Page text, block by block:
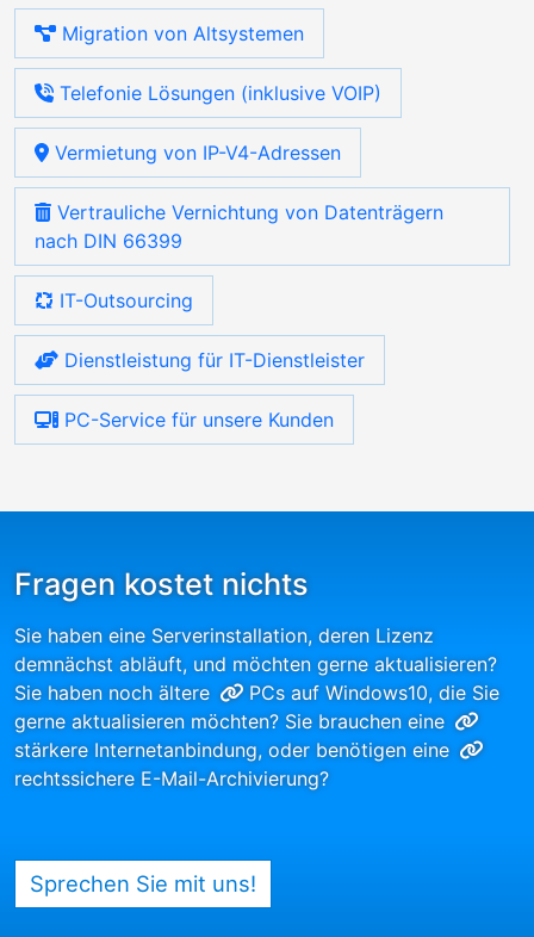
Migration von Altsystemen
Telefonie Lösungen (inklusive VOIP)
Vermietung von IP-V4-Adressen
Vertrauliche Vernichtung von Datenträgern
nach DIN 66399
IT-Outsourcing
Dienstleistung für IT-Dienstleister
PC-Service für unsere Kunden
Fragen kostet nichts
Sie haben eine Serverinstallation, deren Lizenz
demnächst abläuft, und möchten gerne aktualisieren?
Sie haben noch ältere
PCs auf Windows10, die Sie
gerne aktualisieren möchten? Sie brauchen eine
stärkere Internetanbindung, oder benötigen eine
rechtssichere E-Mail-Archivierung?
Sprechen Sie mit uns!